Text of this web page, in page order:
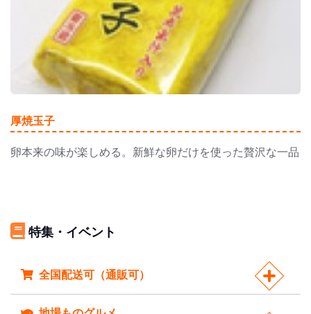
厚焼玉子
卵本来の味が楽しめる。新鮮な卵だけを使った贅沢な一品
特集・イベント
全国配送可（通販可）